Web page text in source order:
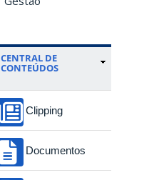
CENTRAL DE
CONTEÚDOS
Clipping
Documentos